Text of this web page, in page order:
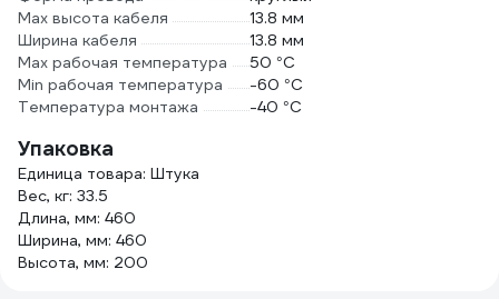
Мах высота кабеля
13.8 мм
Ширина кабеля
13.8 мм
Max рабочая температура
50 °С
Min рабочая температура
-60 °С
Температура монтажа
-40 °С
Упаковка
Единица товара: Штука
Вес, кг: 33.5
Длина, мм: 460
Ширина, мм: 460
Высота, мм: 200